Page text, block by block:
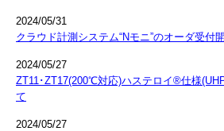
2024/05/31
クラウド計測システム“Nモニ”のオーダ受付
2024/05/27
ZT11･ZT17(200℃対応)ハステロイ®仕様
て
2024/05/27